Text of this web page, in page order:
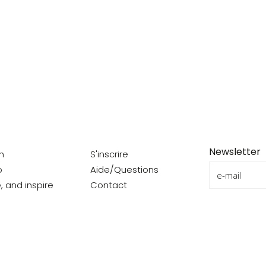
and inspire
S'inscrire
Aide/Questions
Contact
Newsletter